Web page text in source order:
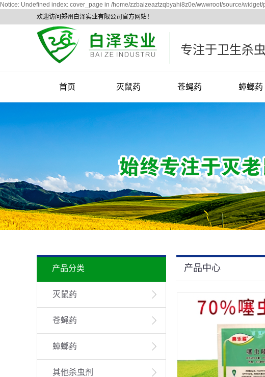
Notice: Undefined index: cover_page in /home/zzbaizeaztzqbyahi8z0e/wwwroot/source/
欢迎访问郑州白泽实业有限公司官方网站！
专注于卫生杀
首页 灭鼠药 苍蝇药 蟑螂药
产品分类
灭鼠药
苍蝇药
蟑螂药
其他杀虫剂
产品中心